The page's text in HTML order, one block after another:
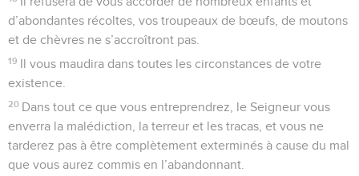
d’abondantes récoltes, vos troupeaux de bœufs, de moutons
et de chèvres ne s’accroîtront pas.
19 Il vous maudira dans toutes les circonstances de votre
existence.
20 Dans tout ce que vous entreprendrez, le Seigneur vous
enverra la malédiction, la terreur et les tracas, et vous ne
tarderez pas à être complètement exterminés à cause du mal
que vous aurez commis en l’abandonnant.